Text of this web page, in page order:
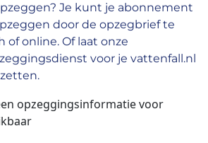
Je kunt je abonnement
door de opzegbrief te
of online. Of laat onze
voor je vattenfall.nl
opzeggingsinformatie voor